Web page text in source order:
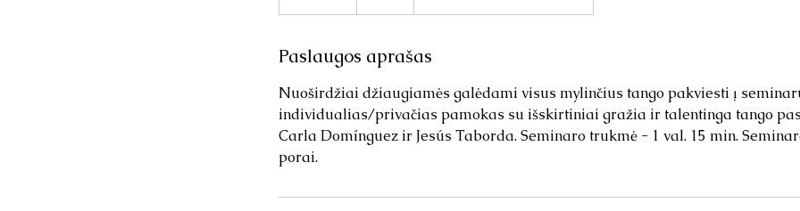
a
g
s
i
Paslaugos aprašas
Nuoširdžiai džiaugiamės galėdami visus mylinčius tango pakviesti į
individualias/privačias pamokas su išskirtiniai gražia ir talentinga tango
Carla Domínguez ir Jesús Taborda. Seminaro trukmė - 1 val. 15 min.
porai.